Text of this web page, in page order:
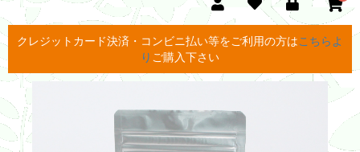
クレジットカード決済・コンビニ払い等をご利用の方はこちらよ
り ご購入下さい